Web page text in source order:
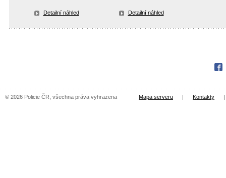
Detailní náhled Detailní náhled
© 2026 Policie ČR, všechna práva vyhrazena Mapa serveru | Kontakty |